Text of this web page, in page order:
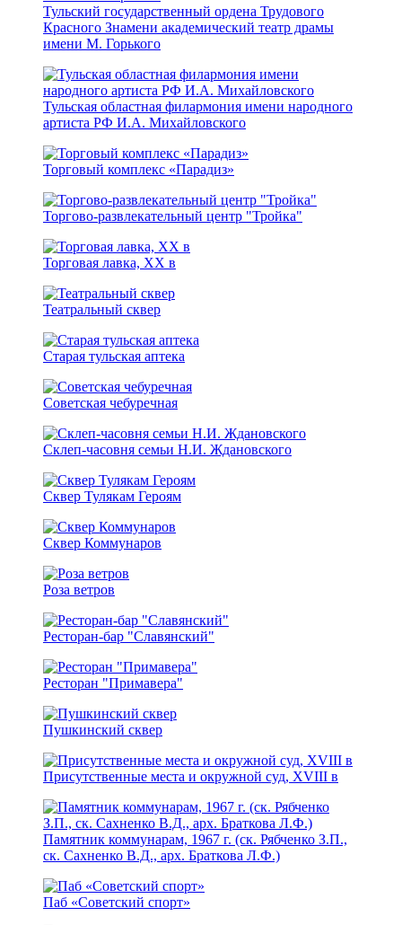
Тульский государственный ордена Трудового
Красного Знамени академический театр драмы
имени М. Горького
Тульская областная филармония имени народного
артиста РФ И.А. Михайловского
Торговый комплекс «Парадиз»
Торгово-развлекательный центр "Тройка"
Торговая лавка, XX в
Театральный сквер
Старая тульская аптека
Советская чебуречная
Склеп-часовня семьи Н.И. Ждановского
Сквер Тулякам Героям
Сквер Коммунаров
Роза ветров
Ресторан-бар "Славянский"
Ресторан "Примавера"
Пушкинский сквер
Присутственные места и окружной суд, XVIII в
Памятник коммунарам, 1967 г. (ск. Рябченко З.П.,
ск. Сахненко В.Д., арх. Браткова Л.Ф.)
Паб «Советский спорт»